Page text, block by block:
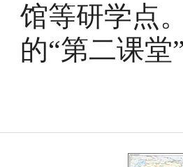
馆等研学点
的“第二课堂”